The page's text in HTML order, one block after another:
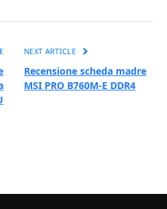
NEXT ARTICLE
Recensione scheda madre
MSI PRO B760M-E DDR4